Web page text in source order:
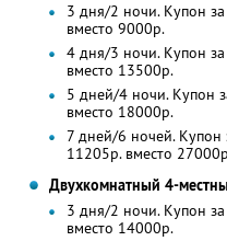
3 дня/2 ночи. Купон
вместо 9000р.
4 дня/3 ночи. Купон
вместо 13500р.
5 дней/4 ночи. Купон
вместо 18000р.
7 дней/6 ночей. Купон
11205р. вместо
Двухкомнатный 4-
3 дня/2 ночи. Купон
вместо 14000р.